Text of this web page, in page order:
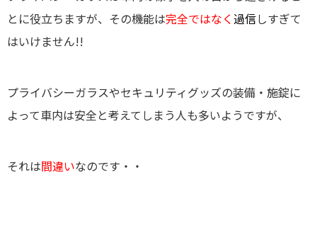
とに役立ちますが、その機能は完全ではなく過信しすぎて
はいけません!!
プライバシーガラスやセキュリティグッズの装備・施錠に
よって車内は安全と考えてしまう人も多いようですが、
それは間違いなのです・・